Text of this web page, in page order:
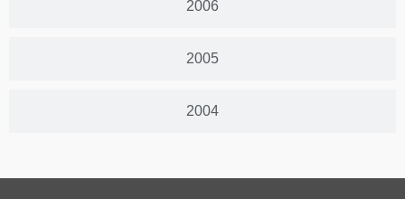
2006
2005
2004